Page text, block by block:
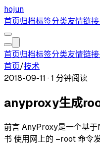
hojun
首页归档标签分类友情链接
首页归档标签分类友情链接
首页/技术
2018-09-11 · 1 分钟阅读
anyproxy生成
前言 AnyProxy是一个基
书 使用网上的 –root 命令